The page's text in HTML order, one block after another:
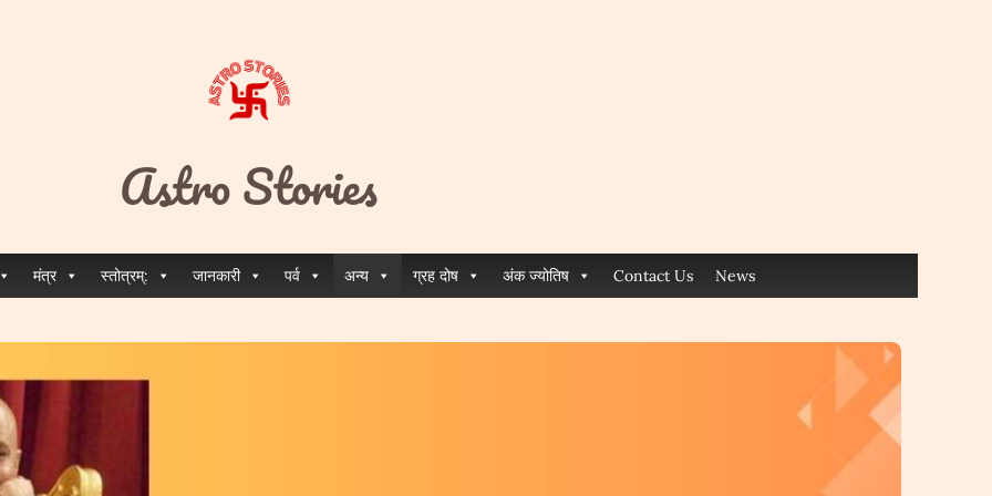
Astro Stories
मंत्र स्तोत्रम्: जानकारी पर्व अन्य ग्रह दोष अंक ज्योतिष Contact Us News